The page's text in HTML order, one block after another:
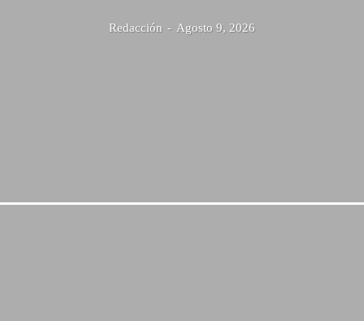
Redacción - Agosto 9, 2026